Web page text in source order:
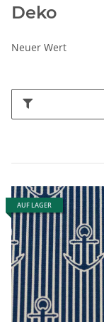
Deko
Neuer Wert
AUF LAGER